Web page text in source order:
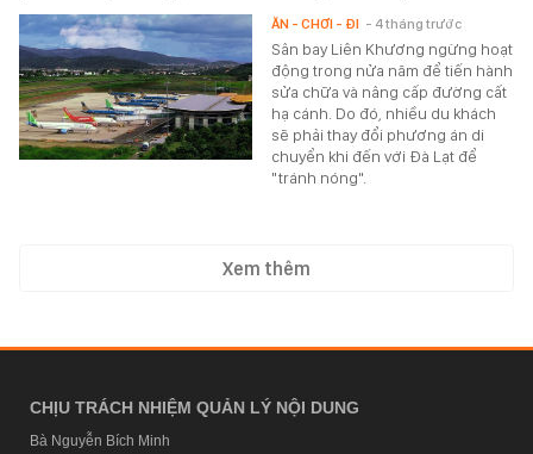
Sân bay Liên Khương ngừng hoạt
động trong nửa năm để tiến hành
sửa chữa và nâng cấp đường cất
hạ cánh. Do đó, nhiều du khách
sẽ phải thay đổi phương án di
chuyển khi đến với Đà Lạt để
"tránh nóng".
ĂN - CHƠI - ĐI - 4 tháng trước
Xem thêm
CHỊU TRÁCH NHIỆM QUẢN LÝ NỘI DUNG
Bà Nguyễn Bích Minh